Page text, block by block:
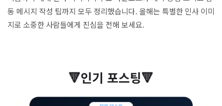
동 메시지 작성 팁까지 모두 정리했습니다. 올해는 특별한 인사 이미
지로 소중한 사람들에게 진심을 전해 보세요.
🔻인기 포스팅🔻